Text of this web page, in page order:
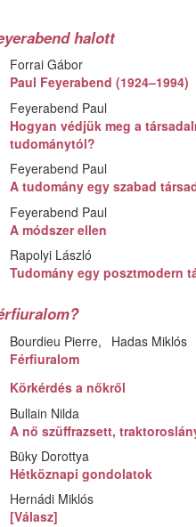
halott
Forrai Gábor
Paul Feyerabend (1924–1994)
Feyerabend Paul
Hogyan védjük meg a
tudománytól?
Feyerabend Paul
A tudomány egy szabad
Feyerabend Paul
A módszer ellen
Rapolyi László
Tudomány egy posztmodern
Bourdieu Pierre
Hadas Miklós
Férfiuralom
Körkérdés a nőkről
Bullain Nilda
A nő szüffrazsett,
Büky Dorottya
Hétköznapi gondolatok
Hernádi Miklós
[Válasz]